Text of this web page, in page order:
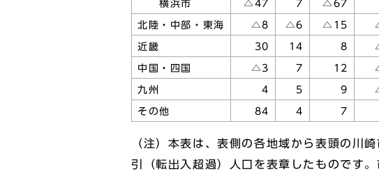
横浜市 △47 7 △67
北陸・中部・東海 △8 △6 △15
近畿 30 14 8
中国・四国 △3 7 12
九州 4 5 9
その他 84 4 7
（注）本表は、表側の各地域から表頭の川
引（転出入超過）人口を表章したものです